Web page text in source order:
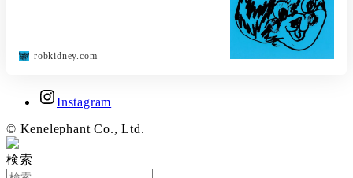
robkidney.com
Instagram
© Kenelephant Co., Ltd.
検索